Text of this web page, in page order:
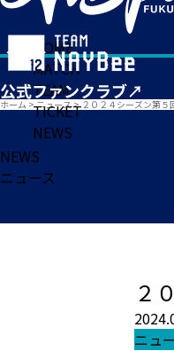
HOME
MATCH
TEAM
TICKET
NEWS
ホーム >ニュース> ２０２４シーズン第
NEWS
ニュース
２
ニュ